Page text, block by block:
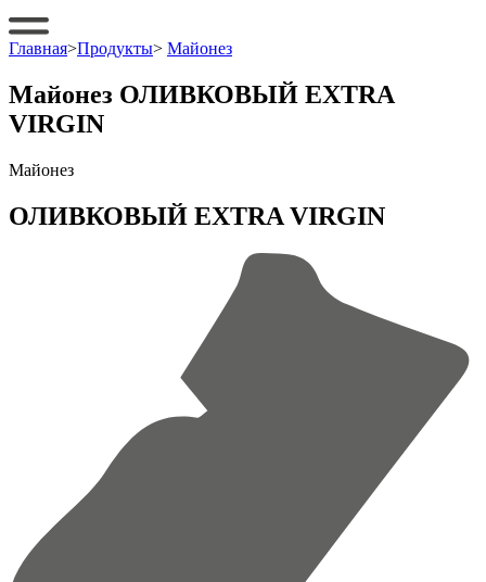
Главная>Продукты> Майонез
Майонез ОЛИВКОВЫЙ EXTRA
VIRGIN
Майонез
ОЛИВКОВЫЙ EXTRA VIRGIN